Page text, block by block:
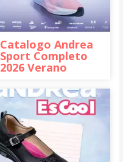
Catalogo Andrea
Sport Completo
2026 Verano